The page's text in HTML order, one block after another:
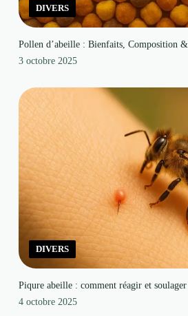
DIVERS
Pollen d’abeille : Bienfaits, Composition
3 octobre 2025
DIVERS
Piqure abeille : comment réagir et
4 octobre 2025